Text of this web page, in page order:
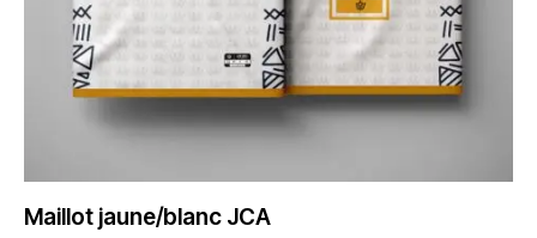
Maillot jaune/blanc JCA